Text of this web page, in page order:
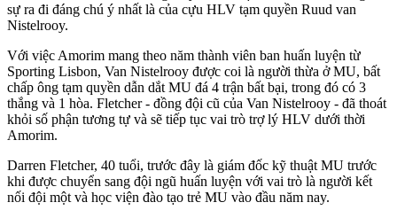
sự ra đi đáng chú ý nhất là của cựu HLV tạm quyền Ruud van
Nistelrooy.
Với việc Amorim mang theo năm thành viên ban huấn luyện từ
Sporting Lisbon, Van Nistelrooy được coi là người thừa ở MU, bất
chấp ông tạm quyền dẫn dắt MU đá 4 trận bất bại, trong đó có 3
thắng và 1 hòa. Fletcher - đồng đội cũ của Van Nistelrooy - đã thoát
khỏi số phận tương tự và sẽ tiếp tục vai trò trợ lý HLV dưới thời
Amorim.
Darren Fletcher, 40 tuổi, trước đây là giám đốc kỹ thuật MU trước
khi được chuyển sang đội ngũ huấn luyện với vai trò là người kết
nối đội một và học viện đào tạo trẻ MU vào đầu năm nay.